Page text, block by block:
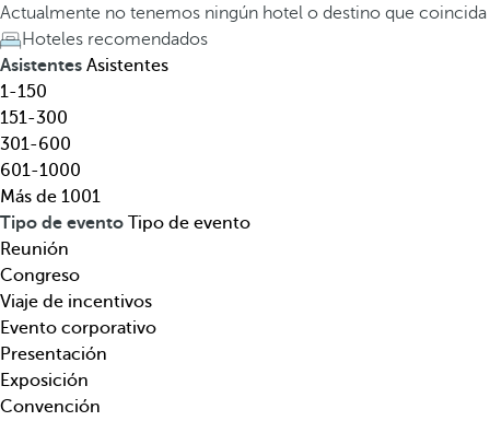
e
l
,
d
e
s
t
i
n
o
,
t
e
m
á
t
a
t
e
c
l
a
d
e
f
l
e
c
h
a
h
a
Actualmente no tenemos ningún hotel o destino que
Hoteles recomendados
Asistentes Asistentes
1-150
151-300
301-600
601-1000
Más de 1001
Tipo de evento Tipo de evento
Reunión
Congreso
Viaje de incentivos
Evento corporativo
Presentación
Exposición
Convención